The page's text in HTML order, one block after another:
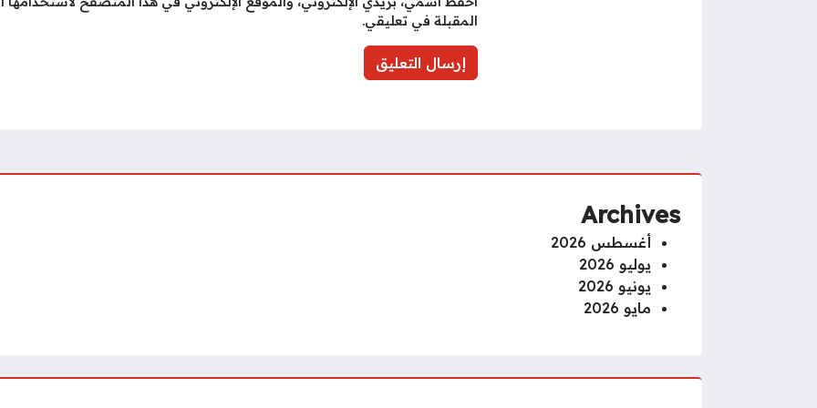
المقبلة في تعليقي.
Archives
أغسطس 2026
يوليو 2026
يونيو 2026
مايو 2026